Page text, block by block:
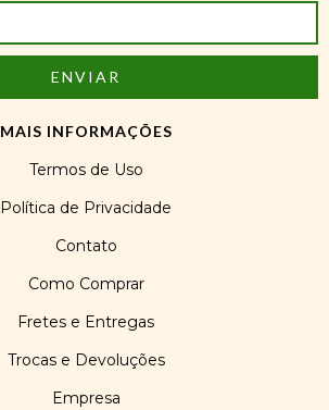
MAIS INFORMAÇÕES
Termos de Uso
Política de Privacidade
Contato
Como Comprar
Fretes e Entregas
Trocas e Devoluções
Empresa